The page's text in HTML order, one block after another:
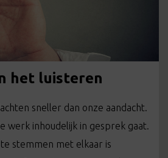
het luisteren
sneller dan onze aandacht.
werk inhoudelijk in gesprek gaat.
stemmen met elkaar is